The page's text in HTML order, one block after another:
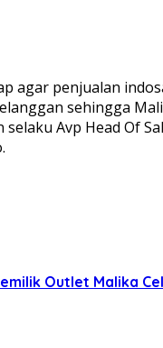
agar penjualan
sehingga
Avp Head Of
Outlet Malika